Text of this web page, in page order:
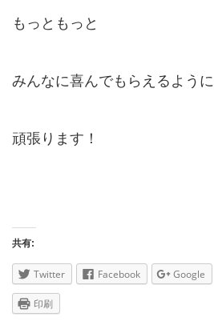
もっともっと
みんなに喜んでもらえるように
頑張ります！
共有:
Twitter Facebook Google
印刷